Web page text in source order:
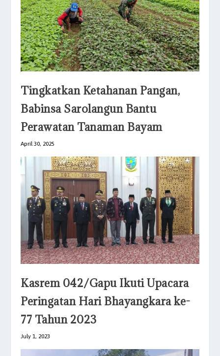
Tingkatkan Ketahanan Pangan,
Babinsa Sarolangun Bantu
Perawatan Tanaman Bayam
April 30, 2025
Kasrem 042/Gapu Ikuti Upacara
Peringatan Hari Bhayangkara ke-
77 Tahun 2023
July 1, 2023